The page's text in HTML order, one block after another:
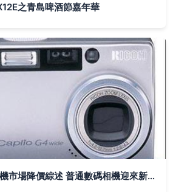
之青島啤酒節嘉年華
3月9日全國數碼相機市場降價綜述 普通數碼相機迎來新一輪降價潮